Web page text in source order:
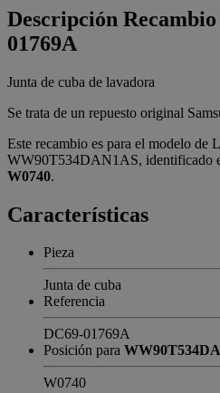
Descripción
01769A
Junta de cuba de lavadora
Se trata de un repuesto original
Este recambio es para el modelo de
WW90T534DAN1AS, identificado
W0740.
Características
Pieza
Junta de cuba
Referencia
DC69-01769A
Posición para
W0740